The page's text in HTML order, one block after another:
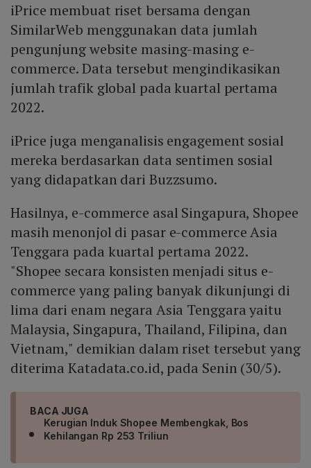
iPrice membuat riset bersama dengan
SimilarWeb menggunakan data jumlah
pengunjung website masing-masing e-
commerce. Data tersebut mengindikasikan
jumlah trafik global pada kuartal pertama
2022.
iPrice juga menganalisis engagement sosial
mereka berdasarkan data sentimen sosial
yang didapatkan dari Buzzsumo.
Hasilnya, e-commerce asal Singapura, Shopee
masih menonjol di pasar e-commerce Asia
Tenggara pada kuartal pertama 2022.
"Shopee secara konsisten menjadi situs e-
commerce yang paling banyak dikunjungi di
lima dari enam negara Asia Tenggara yaitu
Malaysia, Singapura, Thailand, Filipina, dan
Vietnam," demikian dalam riset tersebut yang
diterima Katadata.co.id, pada Senin (30/5).
BACA JUGA
Kerugian Induk Shopee Membengkak, Bos
Kehilangan Rp 253 Triliun